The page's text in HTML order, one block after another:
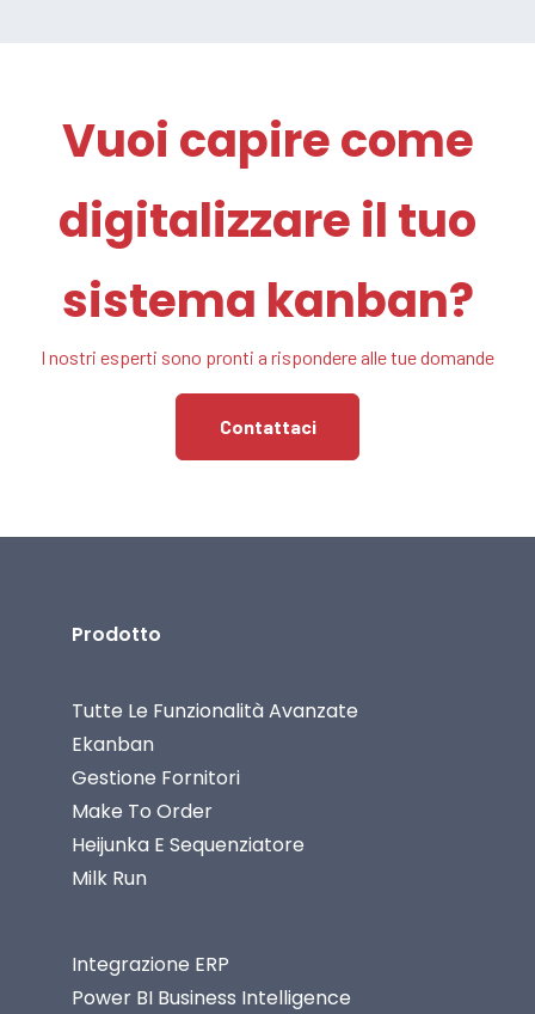
Vuoi capire come
digitalizzare il tuo
sistema kanban?
I nostri esperti sono pronti a rispondere alle tue domande
Contattaci
Prodotto
Tutte Le Funzionalità Avanzate
Ekanban
Gestione Fornitori
Make To Order
Heijunka E Sequenziatore
Milk Run
Integrazione ERP
Power BI Business Intelligence